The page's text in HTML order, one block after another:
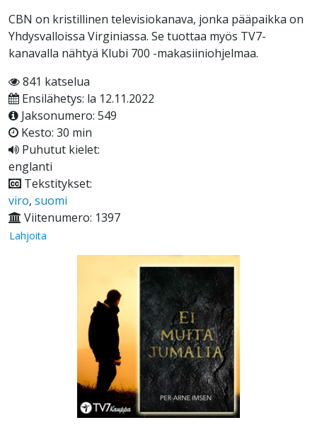
CBN on kristillinen televisiokanava, jonka pääpaikka on
Yhdysvalloissa Virginiassa. Se tuottaa myös TV7-
kanavalla nähtyä Klubi 700 -makasiiniohjelmaa.
841 katselua
Ensilähetys: la 12.11.2022
Jaksonumero: 549
Kesto: 30 min
Puhutut kielet:
englanti
Tekstitykset:
viro, suomi
Viitenumero: 1397
Lahjoita